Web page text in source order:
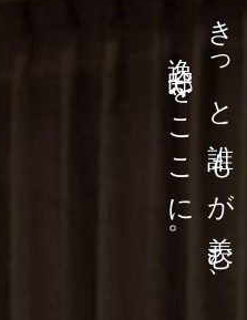
きっと誰もが羨む、
逸邸をここに。